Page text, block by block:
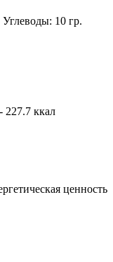
10 гр.
227.7 ккал
ценность